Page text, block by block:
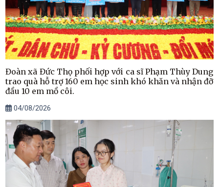
Đoàn xã Đức Thọ phối hợp với ca sĩ Phạm Thùy Dung
trao quà hỗ trợ 160 em học sinh khó khăn và nhận đỡ
đầu 10 em mồ côi.
04/08/2026